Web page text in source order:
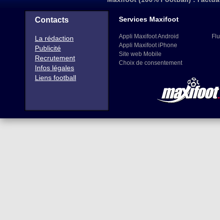
Contacts
La rédaction
Publicité
Recrutement
Infos légales
Liens football
Services Maxifoot
Appli Maxifoot Android
Appli Maxifoot iPhone
Site web Mobile
Choix de consentement